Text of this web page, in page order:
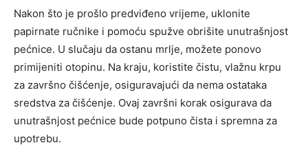
Nakon što je prošlo predviđeno vrijeme, uklonite
papirnate ručnike i pomoću spužve obrišite unutrašnjost
pećnice. U slučaju da ostanu mrlje, možete ponovo
primijeniti otopinu. Na kraju, koristite čistu, vlažnu krpu
za završno čišćenje, osiguravajući da nema ostataka
sredstva za čišćenje. Ovaj završni korak osigurava da
unutrašnjost pećnice bude potpuno čista i spremna za
upotrebu.